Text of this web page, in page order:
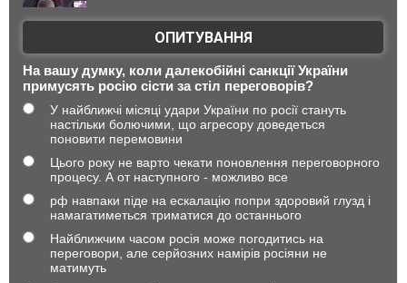
ОПИТУВАННЯ
На вашу думку, коли далекобійні санкції України
примусять росію сісти за стіл переговорів?
У найближчі місяці удари України по росії стануть
настільки болючими, що агресору доведеться
поновити перемовини
Цього року не варто чекати поновлення переговорного
процесу. А от наступного - можливо все
рф навпаки піде на ескалацію попри здоровий глузд і
намагатиметься триматися до останнього
Найближчим часом росія може погодитись на
переговори, але серйозних намірів росіяни не
матимуть